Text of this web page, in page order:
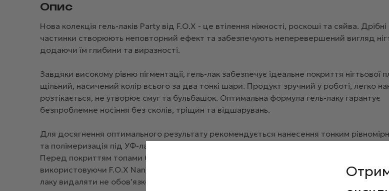
Опис
Нова колекція гель-лаків Party від F.O.X - це втілення ніжності, роскоші та сяйва.
частинки створюють неповторний ефект та забезпечують неперевершений вигляд
додаючи їм глибини та виразності.
Завдяки високому рівню пігментації, гель-лак забезпечує ідеальне покриття нігтьової
щільний, насичений колір всього за два тонкі шари. Продукт зручний у роботі, легко
розтікається, не утворює смуг та бульбашок. Оптимальна формула гель-лаку гарантує
безпроблемне носіння без сколів, тріщин та відшарувань.
Для досягнення оптимального результату рекомендується нанесення тонким
та полімеризація під УФ-лампою протягом 2 хвилин або під LED-лампою від 60 до 90
Перед покриттям топами без липкого шару обов’язково видалити дисперсію з гель-
використовуючи F.O.X Nano Dehydrator. При нанесенні топів з липким шаром —
лаку видаляти не обов’язково.